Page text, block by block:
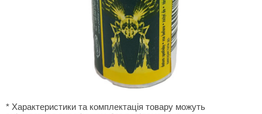
* Характеристики та комплектація товару можуть